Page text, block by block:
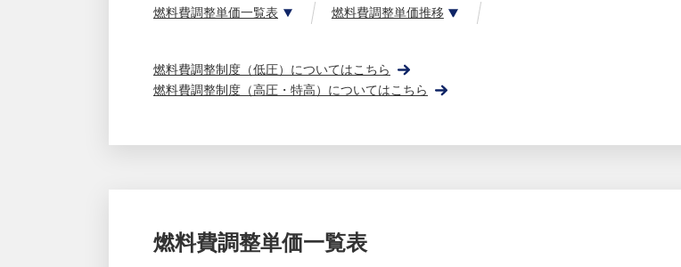
燃料費調整単価一覧表 燃料費調整単価推移
燃料費調整制度（低圧）についてはこちら
燃料費調整制度（高圧・特高）についてはこちら
燃料費調整単価一覧表